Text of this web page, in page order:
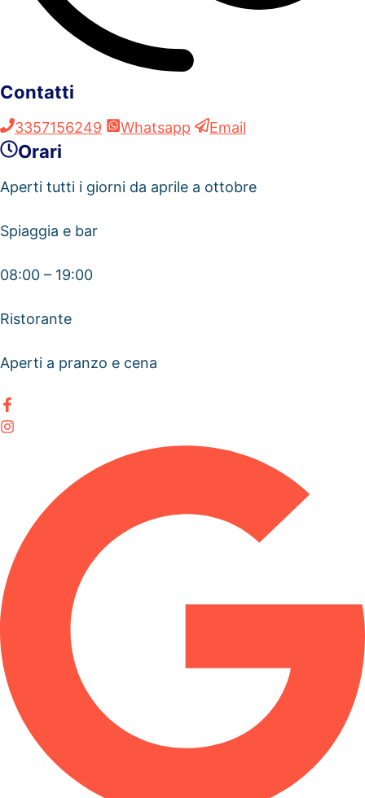
Contatti
3357156249 Whatsapp Email
Orari
Aperti tutti i giorni da aprile a ottobre
Spiaggia e bar
08:00 – 19:00
Ristorante
Aperti a pranzo e cena